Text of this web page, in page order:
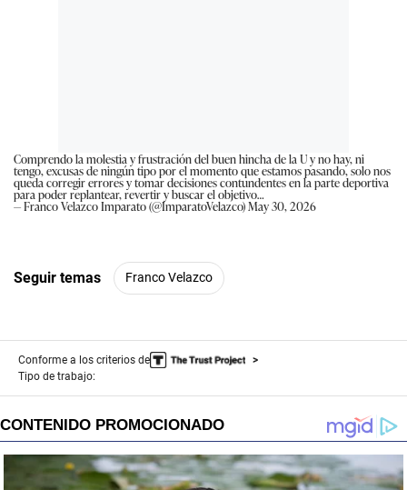
Comprendo la molestia y frustración del buen hincha de la U y no hay, ni
tengo, excusas de ningún tipo por el momento que estamos pasando, solo nos
queda corregir errores y tomar decisiones contundentes en la parte deportiva
para poder replantear, revertir y buscar el objetivo…
— Franco Velazco Imparato (@ImparatoVelazco)May 30, 2026
Seguir temas Franco Velazco
Conforme a los criterios de
Tipo de trabajo: